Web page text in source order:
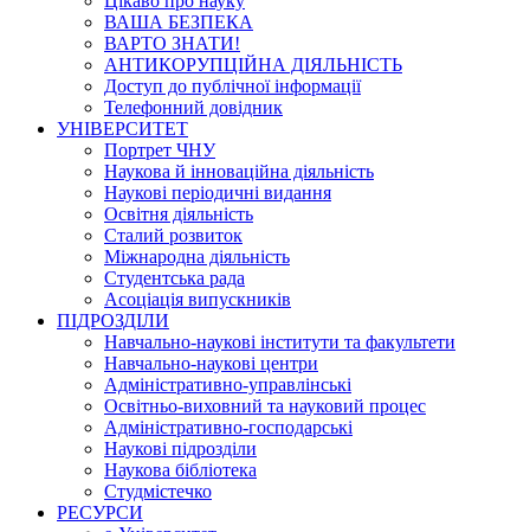
ВАША БЕЗПЕКА
ВАРТО ЗНАТИ!
АНТИКОРУПЦІЙНА ДІЯЛЬНІСТЬ
Доступ до публічної інформації
Телефонний довідник
УНІВЕРСИТЕТ
Портрет ЧНУ
Наукова й інноваційна діяльність
Наукові періодичні видання
Освітня діяльність
Сталий розвиток
Міжнародна діяльність
Студентська рада
Асоціація випускників
ПІДРОЗДІЛИ
Навчально-наукові інститути та факультети
Навчально-наукові центри
Адміністративно-управлінські
Освітньо-виховний та науковий процес
Адміністративно-господарські
Наукові підрозділи
Наукова бібліотека
Студмістечко
РЕСУРСИ